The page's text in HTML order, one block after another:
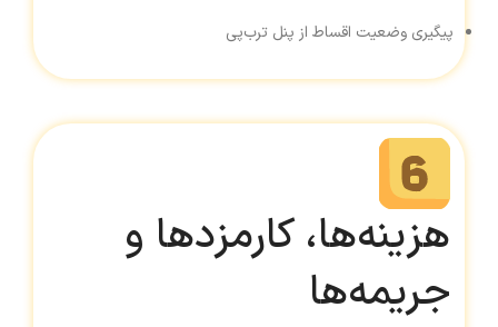
پیگیری وضعیت اقساط از پنل ترب‌پی
هزینه‌ها، کارمزدها و
جریمه‌ها